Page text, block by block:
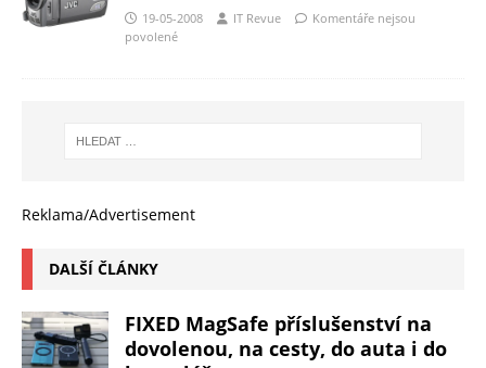
19-05-2008 IT Revue
Komentáře nejsou
povolené
Reklama/Advertisement
DALŠÍ ČLÁNKY
FIXED MagSafe příslušenství na
dovolenou, na cesty, do auta i do